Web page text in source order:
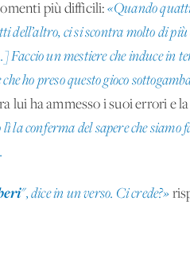
più difficili: «Quando
dell’altro, ci si scontra molto di
un mestiere che induce in
che ho preso questo gioco
lui ha ammesso i suoi errori e
la conferma del sapere che siamo
", dice in un verso. Ci crede?»